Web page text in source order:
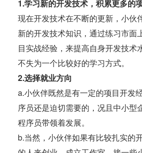
1.学习新的开发技术，积累更多的
现在开发技术在不断的更新，小伙
新的开发技术知识，通过练习市
目实战经验，来提高自身开发技术
不失为一个比较好的学习方式。
2.选择就业方向
a.小伙伴既然是有一定的项目开发
序员还是迫切需要的，况且中小
程序员带领着发展。
b.当然，小伙伴如果有比较扎实的